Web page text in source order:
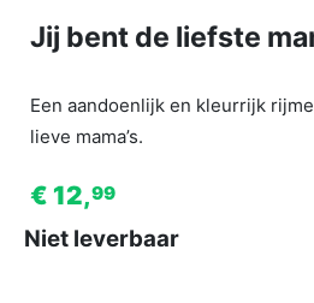
Jij bent de liefste
Een aandoenlijk en kleurrijk
lieve mama’s.
€ 12,99
Niet leverbaar